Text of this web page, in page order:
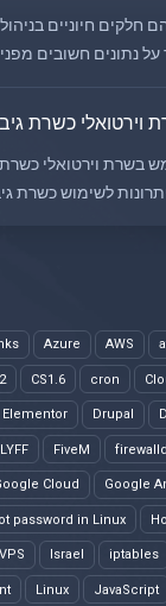
AWS
Azure
cron
CS1.6
Drupal
Elementor
firewalld
FiveM
Google
Cloud
password in Linux
iptables
Israel
JavaScript
Linux
חלקים חיוניים
נתונים חשובים מפני
וירטואלי כשרת
בשרת וירטואלי כשרת
לשימוש כשרת